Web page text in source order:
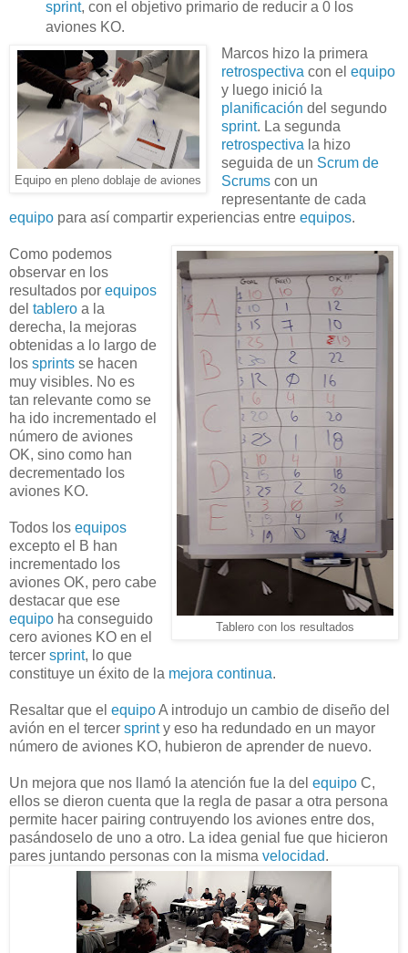
sprint, con el objetivo primario de reducir a 0 los
aviones KO.
Equipo en pleno doblaje de aviones
Marcos hizo la primera
retrospectiva con el equipo
y luego inició la
planificación del segundo
sprint. La segunda
retrospectiva la hizo
seguida de un Scrum de
Scrumscon un
representante de cada
equipo para así compartir experiencias entre equipos.
Tablero con los resultados
Como podemos
observar en los
resultados por equipos
del tablero a la
derecha, la mejoras
obtenidas a lo largo de
los sprints se hacen
muy visibles. No es
tan relevante como se
ha ido incrementado el
número de aviones
OK, sino como han
decrementado los
aviones KO.
Todos los equipos
excepto el B han
incrementado los
aviones OK, pero cabe
destacar que ese
equipo ha conseguido
cero aviones KO en el
tercer sprint, lo que
constituye un éxito de la mejora continua.
Resaltar que el equipoA introdujo un cambio de diseño del
avión en el tercer sprinty eso ha redundado en un mayor
número de aviones KO, hubieron de aprender de nuevo.
Un mejora que nos llamó la atención fue la del equipo C,
ellos se dieron cuenta que la regla de pasar a otra persona
permite hacer pairing contruyendo los aviones entre dos,
pasándoselo de uno a otro. La idea genial fue que hicieron
pares juntando personas con la misma velocidad.